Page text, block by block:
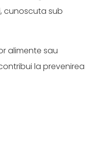
cunoscuta sub
alimente sau
la prevenirea